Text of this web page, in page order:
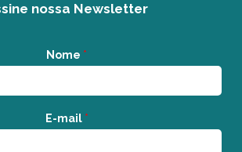
nossa Newsletter
Nome *
E-mail *